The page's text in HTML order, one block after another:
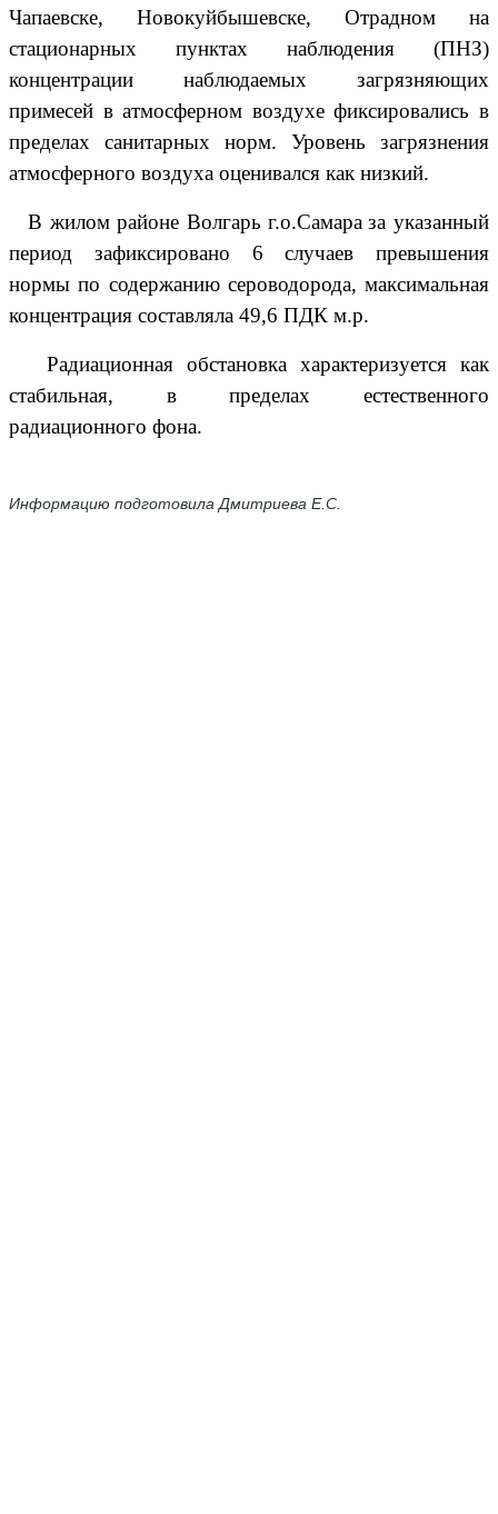
Чапаевске, Новокуйбышевске, Отрадном на
стационарных пунктах наблюдения (ПНЗ)
концентрации наблюдаемых загрязняющих
примесей в атмосферном воздухе фиксировались в
пределах санитарных норм. Уровень загрязнения
атмосферного воздуха оценивался как низкий.
В жиломрайонеВолгарь г.о.Самара за указанный
период зафиксировано 6 случаев превышения
нормы по содержанию сероводорода, максимальная
концентрация составляла 49,6 ПДК м.р.
Радиационная обстановка характеризуется как
стабильная, в пределах естественного
радиационного фона.
Информацию подготовила Дмитриева Е.С.